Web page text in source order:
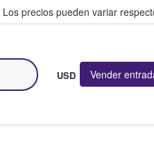
Los precios pueden variar
USD Vender